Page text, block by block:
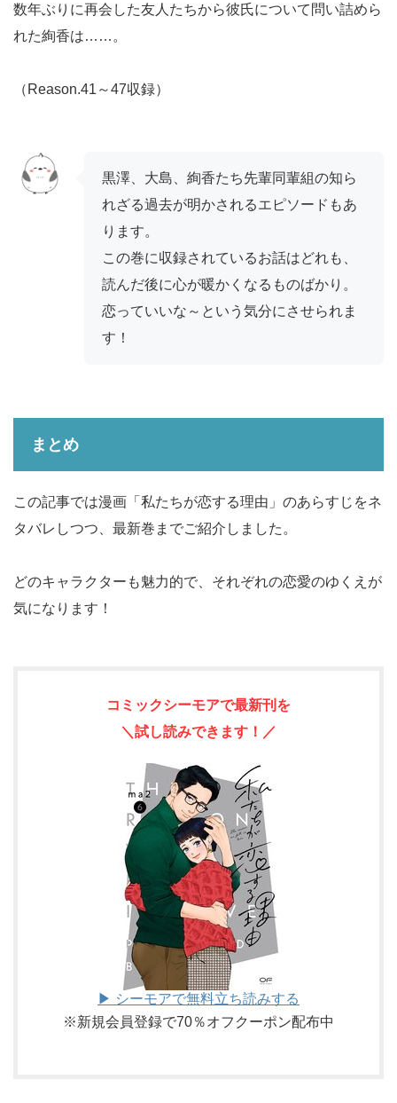
数年ぶりに再会した友人たちから彼氏について問い詰めら
れた絢香は……。
（Reason.41～47収録）
黒澤、大島、絢香たち先輩同輩組の知ら
れざる過去が明かされるエピソードもあ
ります。
この巻に収録されているお話はどれも、
読んだ後に心が暖かくなるものばかり。
恋っていいな～という気分にさせられま
す！
まとめ
この記事では漫画「私たちが恋する理由」のあらすじをネ
タバレしつつ、最新巻までご紹介しました。
どのキャラクターも魅力的で、それぞれの恋愛のゆくえが
気になります！
コミックシーモアで最新刊を
＼試し読みできます！／
▶ シーモアで無料立ち読みする
※新規会員登録で70％オフクーポン配布中